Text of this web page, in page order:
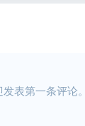
表第一条评论。